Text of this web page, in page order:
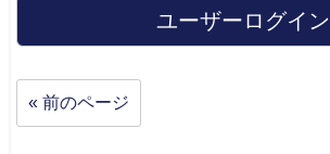
ユーザーログイン
« 前のページ